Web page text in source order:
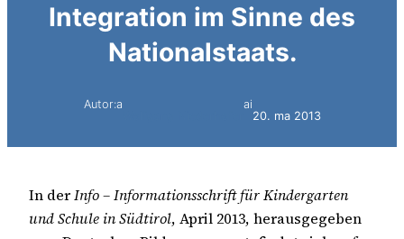
Integration im Sinne des
Nationalstaats.
Autor:a
ai
20. ma 2013
In derInfo – Informationsschrift für Kindergarten
und Schule in Südtirol, April 2013, herausgegeben